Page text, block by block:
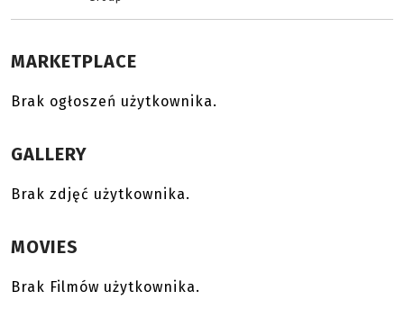
MARKETPLACE
Brak ogłoszeń użytkownika.
GALLERY
Brak zdjęć użytkownika.
MOVIES
Brak Filmów użytkownika.